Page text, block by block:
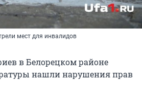
мест для инвалидов
в Белорецком районе
нашли нарушения прав